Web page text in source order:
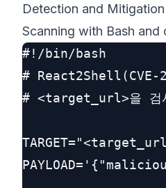
Detection and
Scanning with Bash and
#!/bin/bash
# React2Shell(CVE-
# <target_url>을 검